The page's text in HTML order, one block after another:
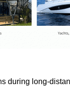
during long-